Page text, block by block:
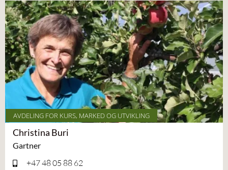
AVDELING FOR KURS, MARKED OG UTVIKLING
Christina Buri
Gartner
+47 48 05 88 62